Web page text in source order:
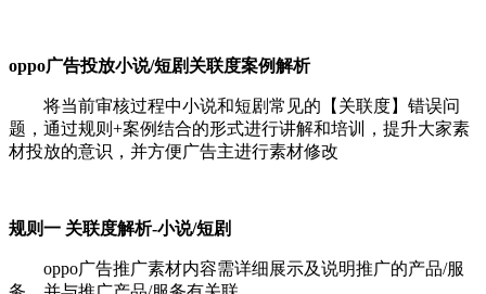
oppo广告投放小说/短剧关联度案例解析
将当前审核过程中小说和短剧常见的【关联度】错误问
题，通过规则+案例结合的形式进行讲解和培训，提升大家素
材投放的意识，并方便广告主进行素材修改
规则一 关联度解析-小说/短剧
oppo广告推广素材内容需详细展示及说明推广的产品/服